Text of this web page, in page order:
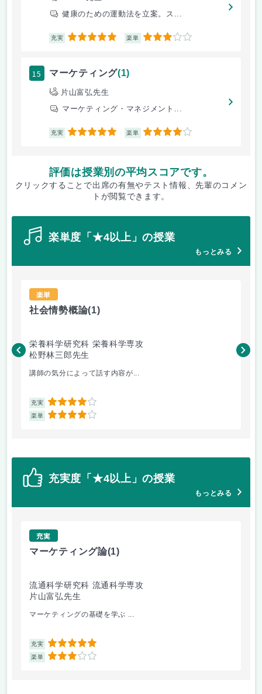
健康のための運動法を立案。ス...
充実 5 楽単 3
15 マーケティング(1)
片山富弘先生
マーケティング・マネジメント...
充実 5 楽単 4
評価は授業別の平均スコアです。
クリックすることで出席の有無やテスト情報、先輩のコメン
トが閲覧できます。
楽単度「★4以上」の授業
もっとみる
楽単
社会情勢概論(1)
栄養科学研究科 栄養科学専攻
松野林三郎先生
講師の気分によって話す内容が...
充実 4
楽単 4
徐
充実度「★4以上」の授業
もっとみる
充実
マーケティング論(1)
流通科学研究科 流通科学専攻
片山富弘先生
マーケティングの基礎を学ぶ ...
充実 5
楽単 3